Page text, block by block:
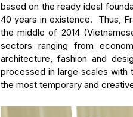
based on the ready ideal
40 years in existence. Thus,
the middle of 2014
sectors ranging from
architecture, fashion and
processed in large scales with
the most temporary and